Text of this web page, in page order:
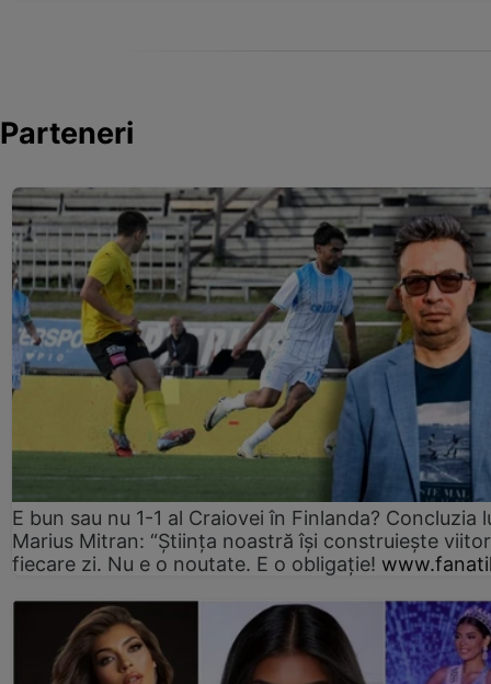
Parteneri
E bun sau nu 1-1 al Craiovei în Finlanda? Concluzia
Marius Mitran: “Știința noastră își construiește
fiecare zi. Nu e o noutate. E o obligație!